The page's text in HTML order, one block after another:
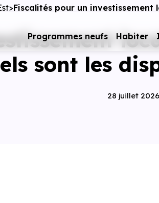
Programmes neufs Habiter
Fiscalités pour un investissement
sont les
28 juillet